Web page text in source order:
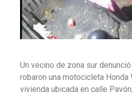
Un vecino de zona sur
robaron una motocicleta Honda
vivienda ubicada en calle